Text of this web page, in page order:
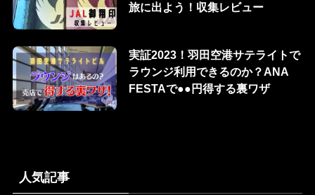
旅に出よう！収集レビュー
実証2023！羽田空港サテライトで
ラウンジ利用できるのか？ANA
FESTAで●●円得する裏ワザ
人気記事